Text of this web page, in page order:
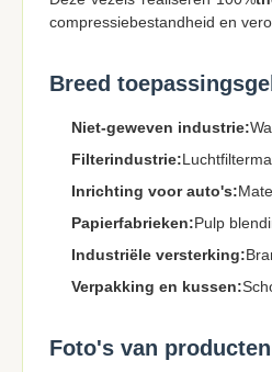
compressiebestandheid en
Breed
Niet-geweven industrie:
Filterindustrie:
Inrichting voor auto's:
Papierfabrieken:Pulp
Industriële versterking:
Verpakking en kussen:
Foto's van producten